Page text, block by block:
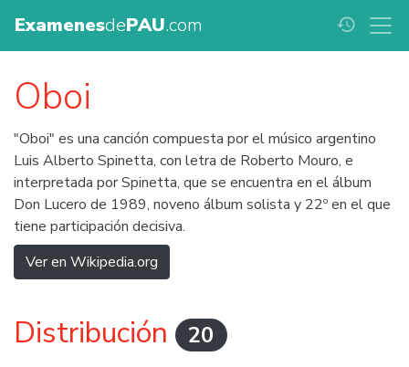
ExamenesdePAU.com history
Oboi
"Oboi" es una canción compuesta por el músico argentino
Luis Alberto Spinetta, con letra de Roberto Mouro, e
interpretada por Spinetta, que se encuentra en el álbum
Don Lucero de 1989, noveno álbum solista y 22º en el que
tiene participación decisiva.
Ver en Wikipedia.org
Distribución 20